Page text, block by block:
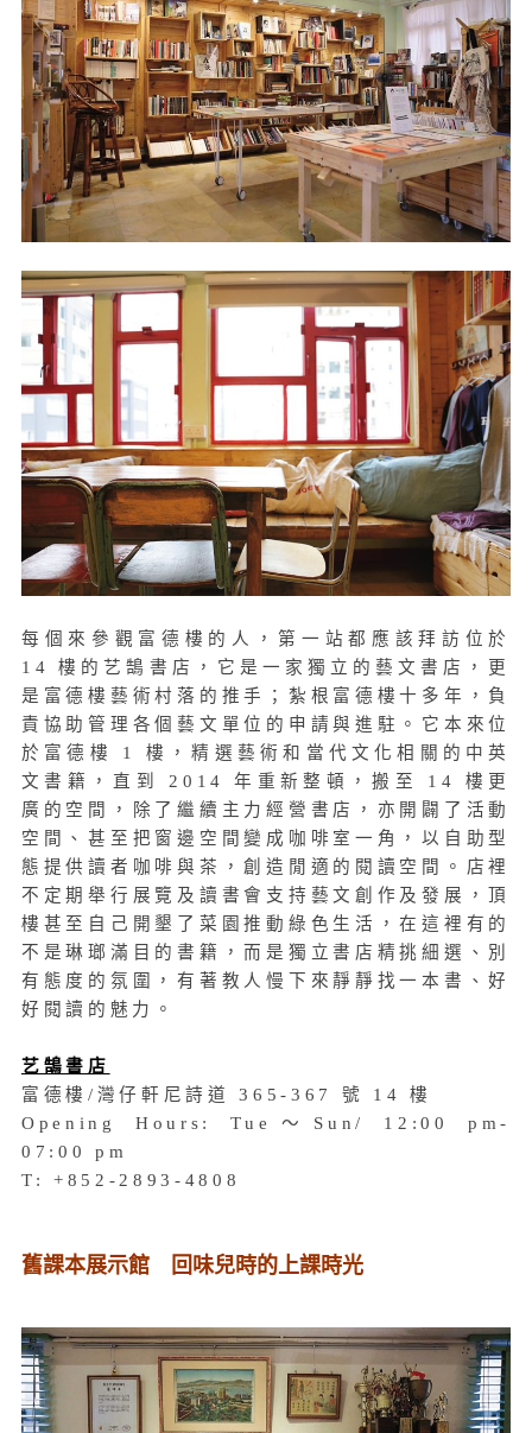
每個來參觀富德樓的人，第一站都應該拜訪位於
14 樓的艺鵠書店，它是一家獨立的藝文書店，更
是富德樓藝術村落的推手；紮根富德樓十多年，負
責協助管理各個藝文單位的申請與進駐。它本來位
於富德樓 1 樓，精選藝術和當代文化相關的中英
文書籍，直到 2014 年重新整頓，搬至 14 樓更
廣的空間，除了繼續主力經營書店，亦開闢了活動
空間、甚至把窗邊空間變成咖啡室一角，以自助型
態提供讀者咖啡與茶，創造閒適的閱讀空間。店裡
不定期舉行展覽及讀書會支持藝文創作及發展，頂
樓甚至自己開墾了菜園推動綠色生活，在這裡有的
不是琳瑯滿目的書籍，而是獨立書店精挑細選、別
有態度的氛圍，有著教人慢下來靜靜找一本書、好
好閱讀的魅力。
艺鵠書店
富德樓/灣仔軒尼詩道 365-367 號 14 樓
Opening Hours: Tue～Sun/ 12:00 pm-
07:00 pm
T: +852-2893-4808
舊課本展示館 回味兒時的上課時光